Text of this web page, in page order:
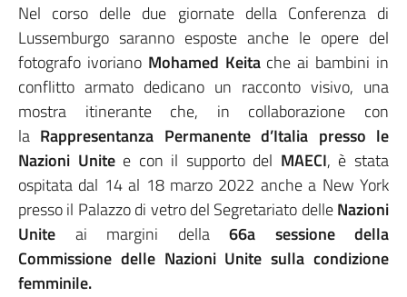
Nel corso delle due giornate della Conferenza di
Lussemburgo saranno esposte anche le opere del
fotografo ivoriano Mohamed Keitache ai bambini in
conflitto armato dedicano un racconto visivo, una
mostra itinerante che, in collaborazione con
la Rappresentanza Permanente d’Italia presso le
Nazioni Unitee con il supporto del MAECI, è stata
ospitata dal 14 al 18 marzo 2022 anche a New York
presso il Palazzo di vetro del Segretariato delleNazioni
Unite ai margini della 66a sessione della
Commissione delle Nazioni Unite sulla condizione
femminile.